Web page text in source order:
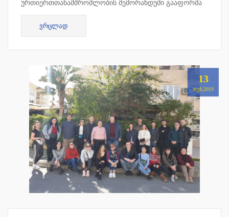
ურთიერთთანამშრომლობის მემორანდუმი გააფორმა
ადვოკატთა საკვალიფიკაციო გამოცდების
მოსამზადებელ ცენტრთან. თანამშრ...
ᲕᲠᲪᲚᲐᲓ
13
ᲗᲔᲑ,2019